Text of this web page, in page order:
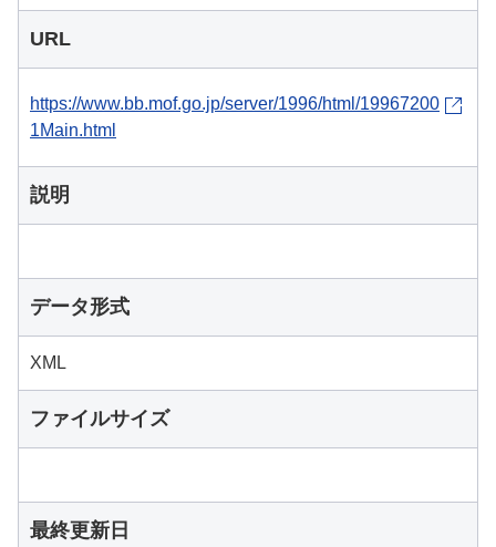
URL
https://www.bb.mof.go.jp/server/1996/html/19967200
1Main.html
説明
データ形式
XML
ファイルサイズ
最終更新日